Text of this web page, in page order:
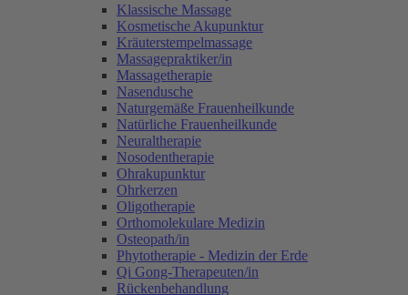
Klassische Massage
Kosmetische Akupunktur
Kräuterstempelmassage
Massagepraktiker/in
Massagetherapie
Nasendusche
Naturgemäße Frauenheilkunde
Natürliche Frauenheilkunde
Neuraltherapie
Nosodentherapie
Ohrakupunktur
Ohrkerzen
Oligotherapie
Orthomolekulare Medizin
Osteopath/in
Phytotherapie - Medizin der Erde
Qi Gong-Therapeuten/in
Rückenbehandlung